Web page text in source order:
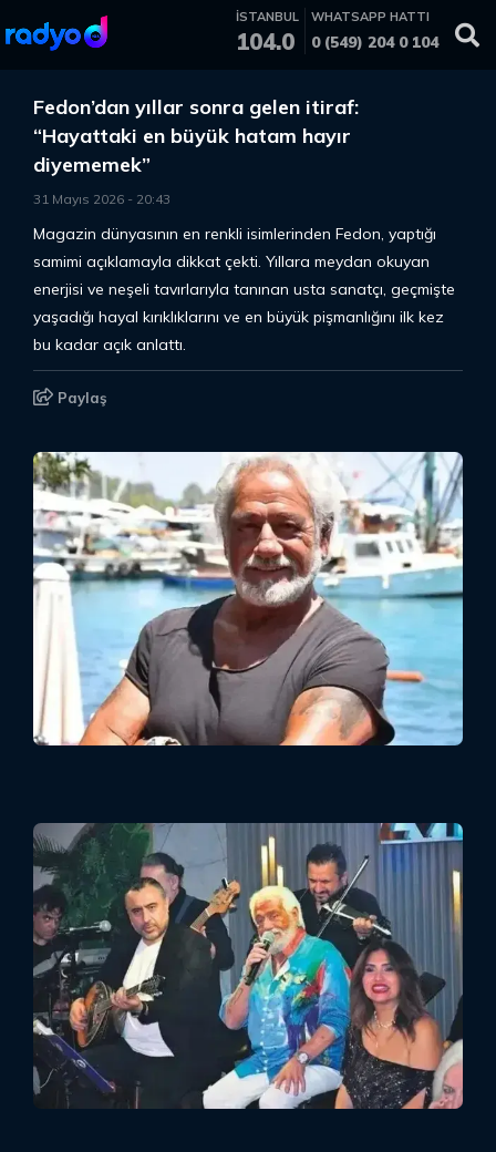
İSTANBUL
104.0
WHATSAPP HATTI
0 (549) 204 0 104
Fedon’dan yıllar sonra gelen itiraf:
“Hayattaki en büyük hatam hayır
diyememek”
31 Mayıs 2026 - 20:43
Magazin dünyasının en renkli isimlerinden Fedon, yaptığı
samimi açıklamayla dikkat çekti. Yıllara meydan okuyan
enerjisi ve neşeli tavırlarıyla tanınan usta sanatçı, geçmişte
yaşadığı hayal kırıklıklarını ve en büyük pişmanlığını ilk kez
bu kadar açık anlattı.
Paylaş